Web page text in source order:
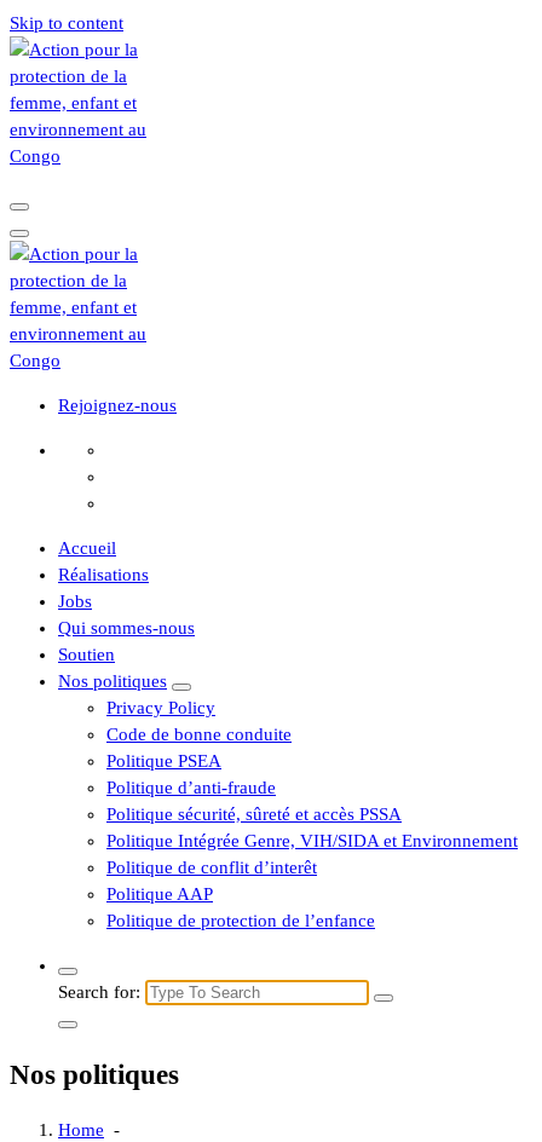
Skip to content
Rejoignez-nous
Accueil
Réalisations
Jobs
Qui sommes-nous
Soutien
Nos politiques
Privacy Policy
Code de bonne conduite
Politique PSEA
Politique d’anti-fraude
Politique sécurité, sûreté et accès PSSA
Politique Intégrée Genre, VIH/SIDA et Environnement
Politique de conflit d’interêt
Politique AAP
Politique de protection de l’enfance
Search for:
Nos politiques
Home -